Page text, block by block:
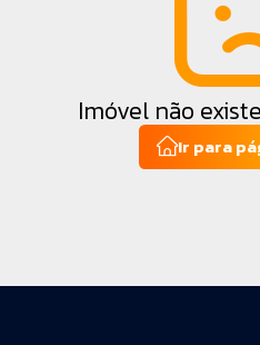
Imóvel não
Ir para